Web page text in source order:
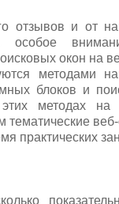
отзывов и от
особое
окон на
методами
блоков и
методах
тематические
практических